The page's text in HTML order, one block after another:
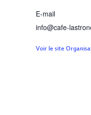
E-mail
info@cafe-
Voir le site